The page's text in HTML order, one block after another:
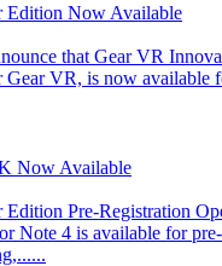
Edition Now Available
that Gear VR
VR, is now available
Now Available
Pre-Registration
Note 4 is available for